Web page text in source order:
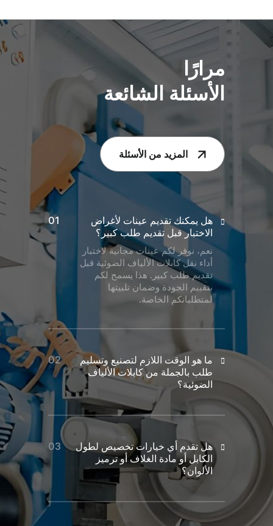
مرارًا
الأسئلة الشائعة
المزيد من الأسئلة
هل يمكنك تقديم عينات لأغراض
الاختبار قبل تقديم طلب كبير؟
نعم، نوفر لكم عينات مجانية لاختبار
أداء نقل كابلات الألياف الضوئية قبل
تقديم طلب كبير. هذا يسمح لكم
بتقييم الجودة وضمان تلبيتها
لمتطلباتكم الخاصة.
ما هو الوقت اللازم لتصنيع وتسليم
طلب بالجملة من كابلات الألياف
الضوئية؟
هل تقدم أي خيارات تخصيص لطول
الكابل أو مادة الغلاف أو ترميز
الألوان؟